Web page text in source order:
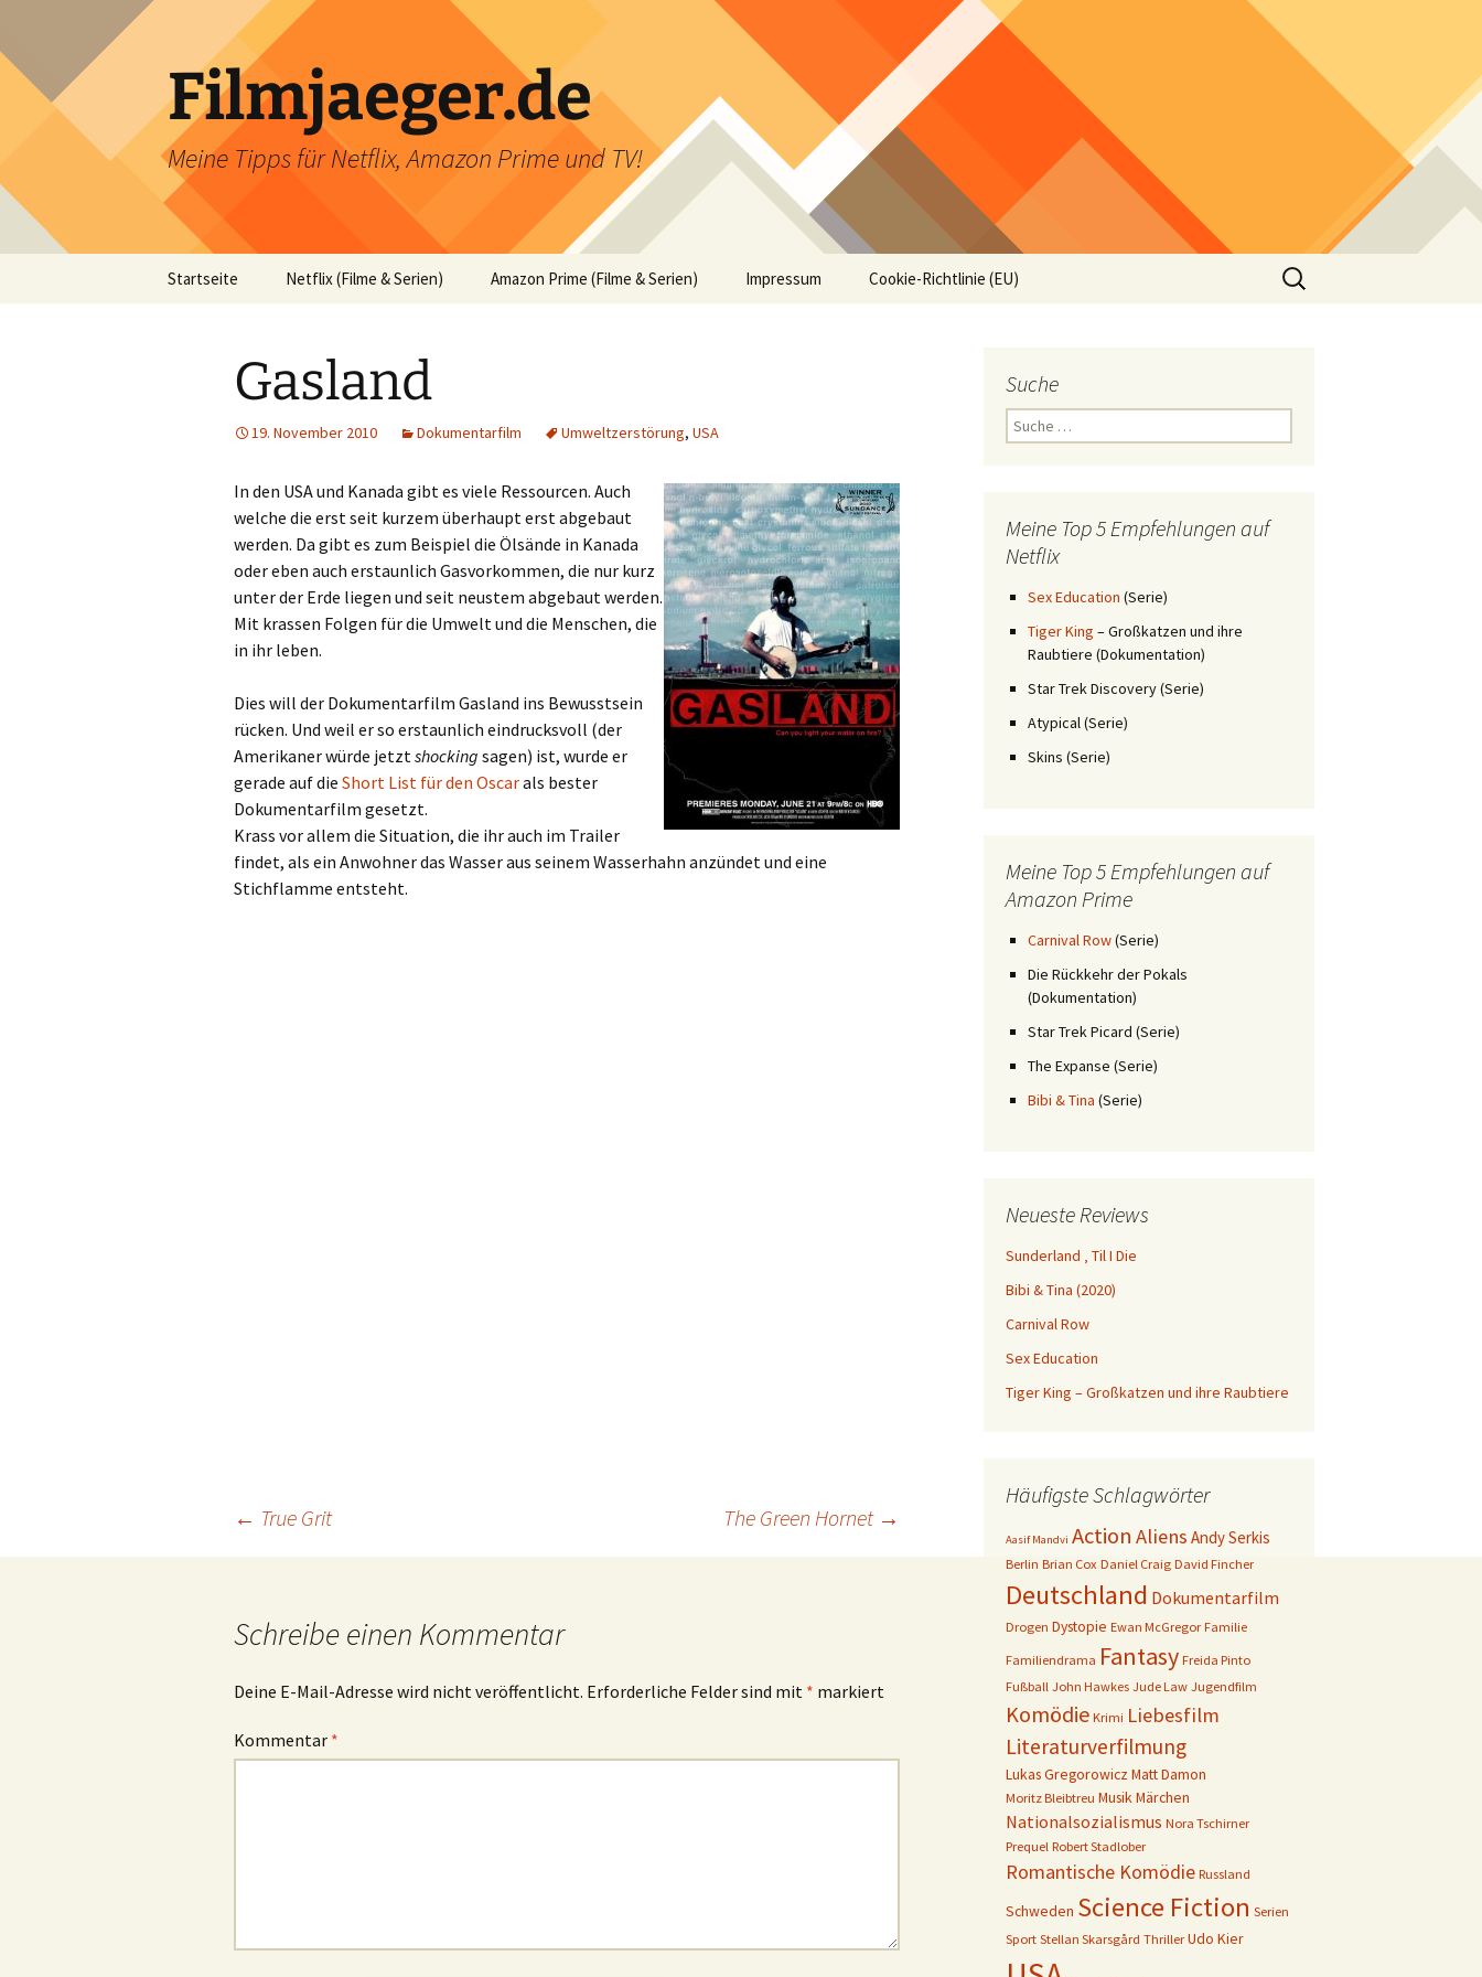
Filmjaeger.de
Meine Tipps für Netflix, Amazon Prime und TV!
Startseite Netflix (Filme & Serien) Amazon Prime (Filme & Serien) Impressum Cookie-Richtlinie (EU)
Suche
nach:
Gasland
19. November 2010 Dokumentarfilm Umweltzerstörung, USA
In den USA und Kanada gibt es viele Ressourcen. Auch
welche die erst seit kurzem überhaupt erst abgebaut
werden. Da gibt es zum Beispiel die Ölsände in Kanada
oder eben auch erstaunlich Gasvorkommen, die nur kurz
unter der Erde liegen und seit neustem abgebaut werden.
Mit krassen Folgen für die Umwelt und die Menschen, die
in ihr leben.
Dies will der Dokumentarfilm Gasland ins Bewusstsein
rücken. Und weil er so erstaunlich eindrucksvoll (der
Amerikaner würde jetztshocking sagen) ist, wurde er
gerade auf die Short List für den Oscarals bester
Dokumentarfilm gesetzt.
Krass vor allem die Situation, die ihr auch im Trailer
findet, als ein Anwohner das Wasser aus seinem Wasserhahn anzündet und eine
Stichflamme entsteht.
← True Grit The Green Hornet →
Schreibe einen Kommentar
Deine E-Mail-Adresse wird nicht veröffentlicht. Erforderliche Felder sind mit * markiert
Kommentar *
Suche
Suche
nach:
Meine Top 5 Empfehlungen auf
Netflix
Sex Education (Serie)
Tiger King – Großkatzen und ihre
Raubtiere (Dokumentation)
Star Trek Discovery (Serie)
Atypical (Serie)
Skins (Serie)
Meine Top 5 Empfehlungen auf
Amazon Prime
Carnival Row(Serie)
Die Rückkehr der Pokals
(Dokumentation)
Star Trek Picard (Serie)
The Expanse (Serie)
Bibi & Tina (Serie)
Neueste Reviews
Sunderland ‚ Til I Die
Bibi & Tina (2020)
Carnival Row
Sex Education
Tiger King – Großkatzen und ihre Raubtiere
Häufigste Schlagwörter
Aasif Mandvi Action Aliens Andy Serkis
Berlin Brian Cox Daniel Craig David Fincher
Deutschland Dokumentarfilm
Drogen Dystopie Ewan McGregor Familie
Familiendrama Fantasy Freida Pinto
Fußball John Hawkes Jude Law Jugendfilm
Komödie Krimi Liebesfilm
Literaturverfilmung
Lukas Gregorowicz Matt Damon
Moritz Bleibtreu MusikMärchen
Nationalsozialismus Nora Tschirner
Prequel Robert Stadlober
Romantische Komödie Russland
Schweden Science Fiction Serien
Sport Stellan Skarsgård Thriller Udo Kier